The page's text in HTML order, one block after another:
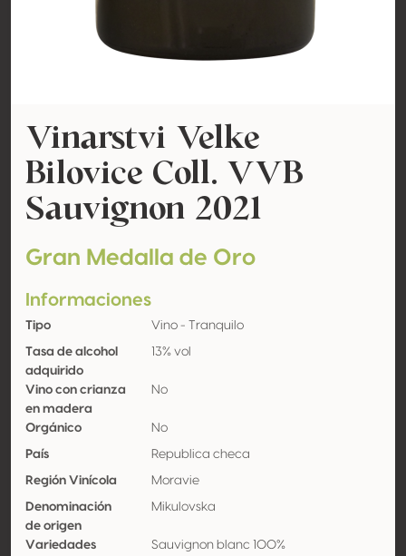
Vinarstvi Velke
Bilovice Coll. VVB
Sauvignon 2021
Gran Medalla de Oro
Informaciones
Tipo Vino - Tranquilo
Tasa de alcohol
adquirido
13% vol
Vino con crianza
en madera
No
Orgánico No
País Republica checa
Región Vinícola Moravie
Denominación
de origen
Mikulovska
Variedades Sauvignon blanc 100%